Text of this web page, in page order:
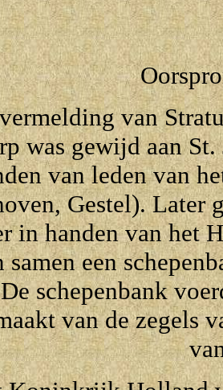
van
was gewijd aan
van leden van
Gestel). Later
in handen van het
samen een
schepenbank
van de zegels